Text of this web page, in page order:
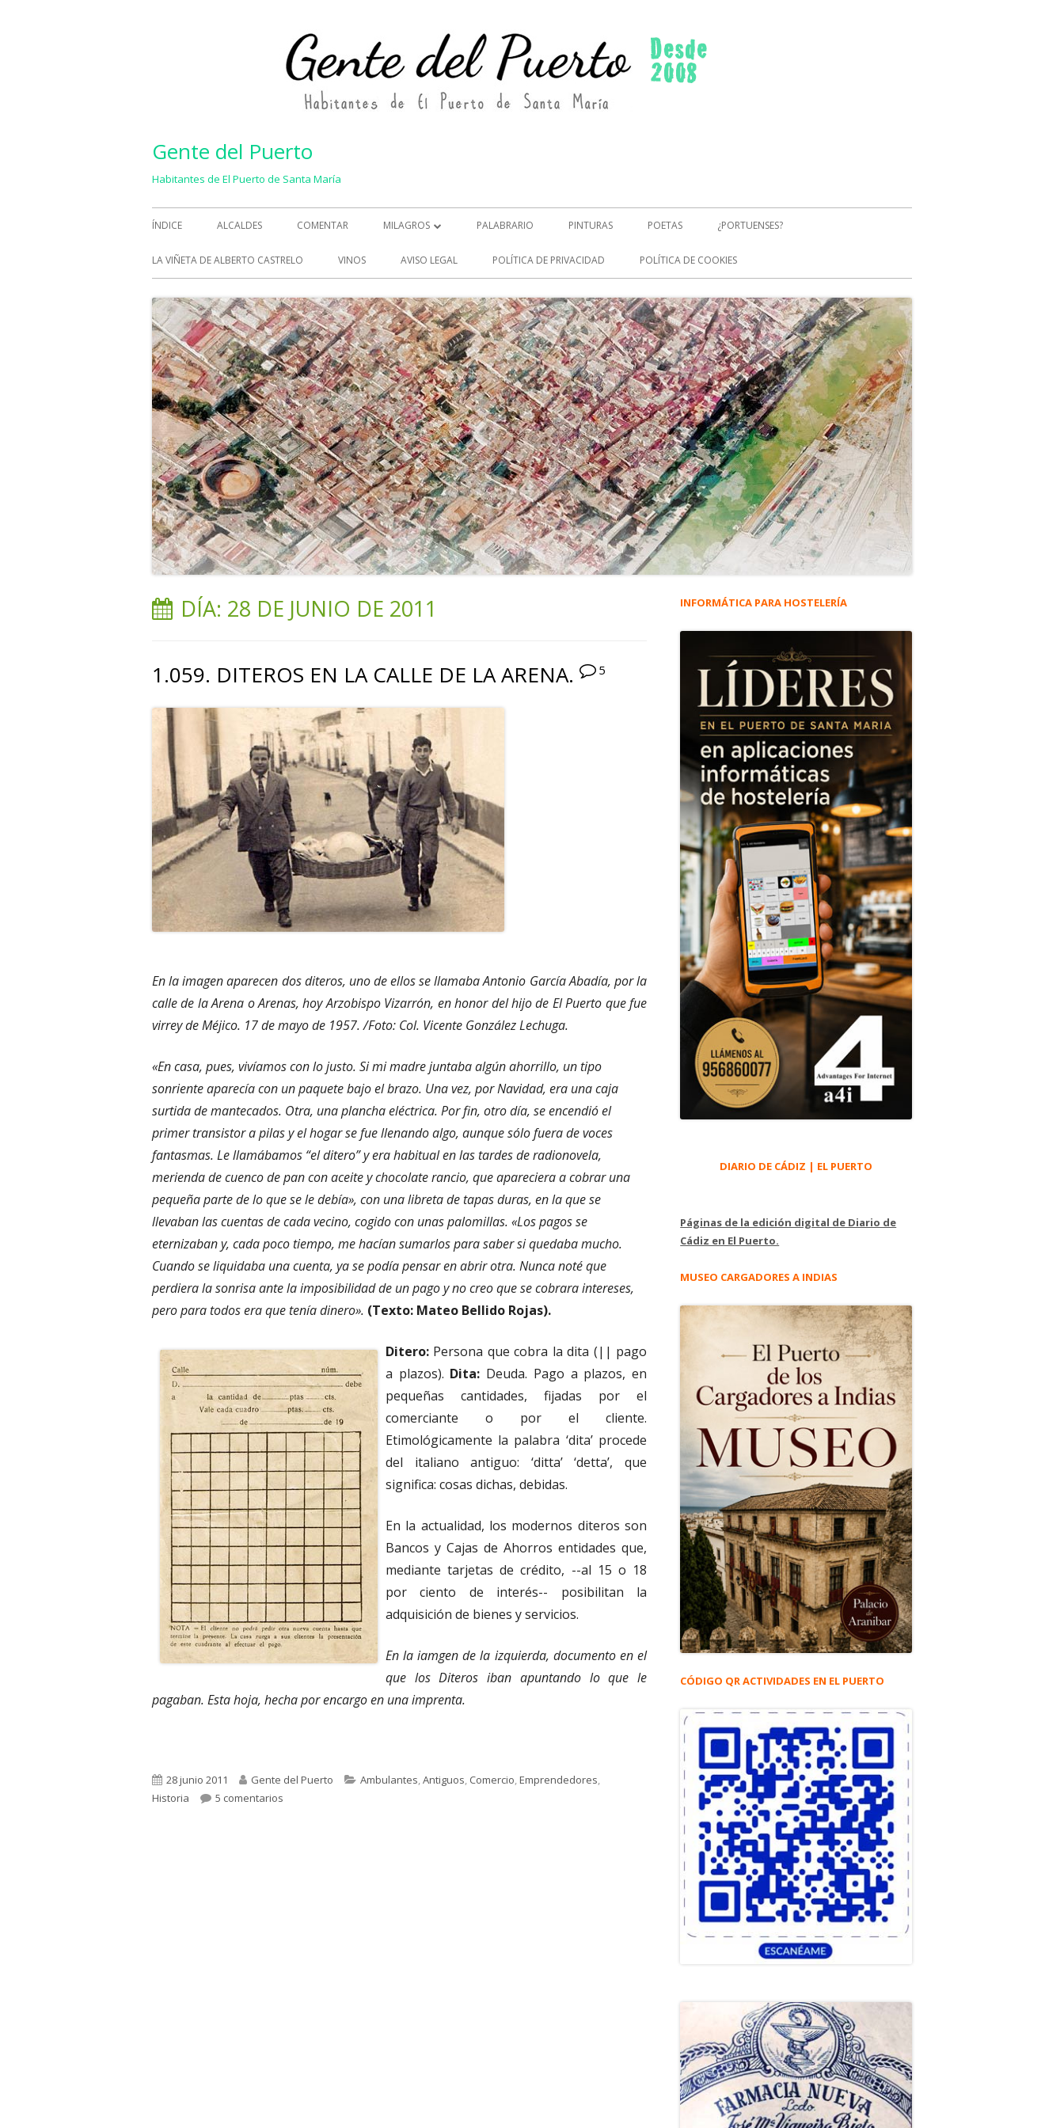
Gente del Puerto
Habitantes de El Puerto de Santa María
Menú
principal
ÍNDICE ALCALDES COMENTAR MILAGROS
MILAGROS (2)
PALABRARIO PINTURAS POETAS ¿PORTUENSES?
LA VIÑETA DE ALBERTO CASTRELO VINOS AVISO LEGAL POLÍTICA DE PRIVACIDAD POLÍTICA DE COOKIES
DÍA: 28 DE JUNIO DE 2011
1.059. DITEROS EN LA CALLE DE LA ARENA. 5
En la imagen aparecen dos diteros, uno de ellos se llamaba Antonio García Abadía, por la
calle de la Arena o Arenas, hoy Arzobispo Vizarrón, en honor del hijo de El Puerto que fue
virrey de Méjico. 17 de mayo de 1957. /Foto: Col. Vicente González Lechuga.
«En casa, pues, vivíamos con lo justo. Si mi madre juntaba algún ahorrillo, un tipo
sonriente aparecía con un paquete bajo el brazo. Una vez, por Navidad, era una caja
surtida de mantecados. Otra, una plancha eléctrica. Por fin, otro día, se encendió el
primer transistor a pilas y el hogar se fue llenando algo, aunque sólo fuera de voces
fantasmas. Le llamábamos “el ditero” y era habitual en las tardes de radionovela,
merienda de cuenco de pan con aceite y chocolate rancio, que apareciera a cobrar una
pequeña parte de lo que se le debía», con una libreta de tapas duras, en la que se
llevaban las cuentas de cada vecino, cogido con unas palomillas. «Los pagos se
eternizaban y, cada poco tiempo, me hacían sumarlos para saber si quedaba mucho.
Cuando se liquidaba una cuenta, ya se podía pensar en abrir otra. Nunca noté que
perdiera la sonrisa ante la imposibilidad de un pago y no creo que se cobrara intereses,
pero para todos era que tenía dinero». (Texto: Mateo Bellido Rojas).
Ditero: Persona que cobra la dita (|| pago
a plazos). Dita: Deuda. Pago a plazos, en
pequeñas cantidades, fijadas por el
comerciante o por el cliente.
Etimológicamente la palabra ‘dita’ procede
del italiano antiguo: ‘ditta’ ‘detta’, que
significa: cosas dichas, debidas.
En la actualidad, los modernos diteros son
Bancos y Cajas de Ahorros entidades que,
mediante tarjetas de crédito, --al 15 o 18
por ciento de interés-- posibilitan la
adquisición de bienes y servicios.
En la iamgen de la izquierda, documento en el
que los Diteros iban apuntando lo que le
pagaban. Esta hoja, hecha por encargo en una imprenta.
Publicado
el
28 junio 2011 Autor
Gente del Puerto Categorías
Ambulantes,Antiguos, Comercio,Emprendedores,
Historia
5 comentarios
Barra
principal
INFORMÁTICA PARA HOSTELERÍA
DIARIO DE CÁDIZ | EL PUERTO
Páginas de la edición digital de Diario de
Cádiz en El Puerto.
MUSEO CARGADORES A INDIAS
CÓDIGO QR ACTIVIDADES EN EL PUERTO